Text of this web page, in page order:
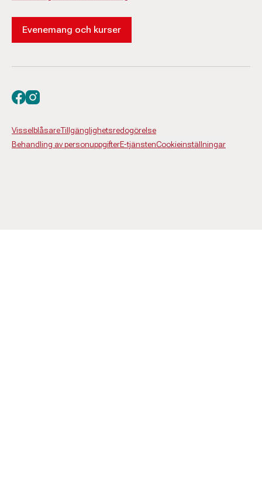
Evenemang och kurser
VisselblåsareTillgänglighetsredogörelse
Behandling av personuppgifterE-tjänstenCookieinställningar
Besök oss på facebook
Besök oss på instagram